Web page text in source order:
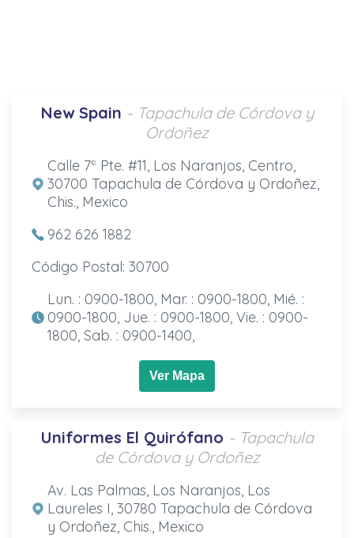
New Spain - Tapachula de Córdova y
Ordoñez
Calle 7ª Pte. #11, Los Naranjos, Centro,
30700 Tapachula de Córdova y Ordoñez,
Chis., Mexico
962 626 1882
Código Postal: 30700
Lun. : 0900-1800, Mar. : 0900-1800, Mié. :
0900-1800, Jue. : 0900-1800, Vie. : 0900-
1800, Sab. : 0900-1400,
Ver Mapa
Uniformes El Quirófano - Tapachula
de Córdova y Ordoñez
Av. Las Palmas, Los Naranjos, Los
Laureles I, 30780 Tapachula de Córdova
y Ordoñez, Chis., Mexico